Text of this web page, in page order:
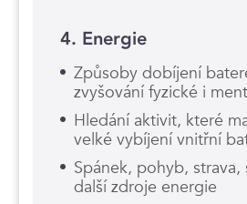
4. Energie
Způsoby dobíjení
zvyšování fyzické i
Hledání aktivit, které
velké vybíjení vnitřní
Spánek, pohyb, strava,
další zdroje energie